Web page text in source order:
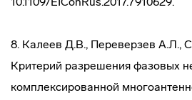
8. Калеев Д.В., Переверзев А.Л.,
Критерий разрешения фазовых
комплексированной